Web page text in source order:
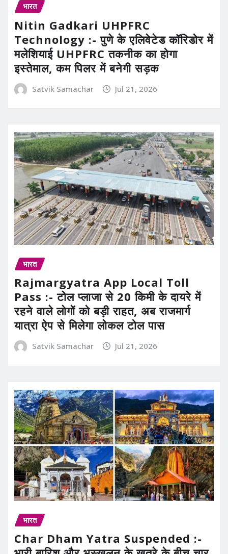
भारत
Nitin Gadkari UHPFRC
Technology :- पुणे के एलिवेटेड कॉरिडोर में
मलेशियाई UHPFRC तकनीक का होगा
इस्तेमाल, कम पिलर में बनेगी सड़क
Satvik Samachar Jul 21, 2026
भारत
Rajmargyatra App Local Toll
Pass :- टोल प्लाजा से 20 किमी के दायरे में
रहने वाले लोगों को बड़ी राहत, अब राजमार्ग
यात्रा ऐप से मिलेगा लोकल टोल पास
Satvik Samachar Jul 21, 2026
भारत
Char Dham Yatra Suspended :-